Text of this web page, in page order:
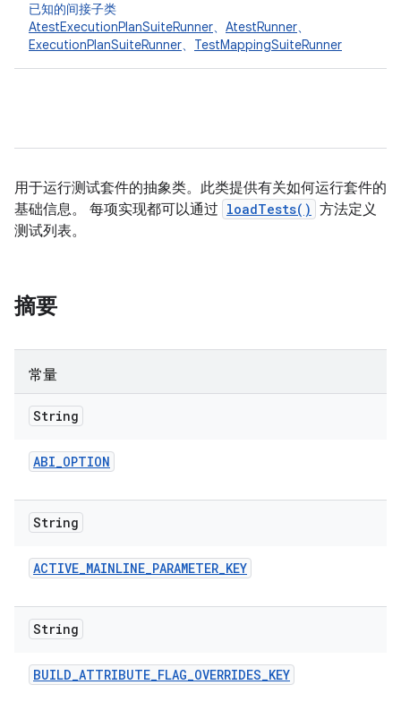
已知的间接子类
AtestExecutionPlanSuiteRunner、 AtestRunner、
ExecutionPlanSuiteRunner、 TestMappingSuiteRunner
用于运行测试套件的抽象类。此类提供有关如何运行套件的
基础信息。 每项实现都可以通过 loadTests() 方法定义
测试列表。
摘要
常量
String
ABI_OPTION
String
ACTIVE_MAINLINE_PARAMETER_KEY
String
BUILD_ATTRIBUTE_FLAG_OVERRIDES_KEY